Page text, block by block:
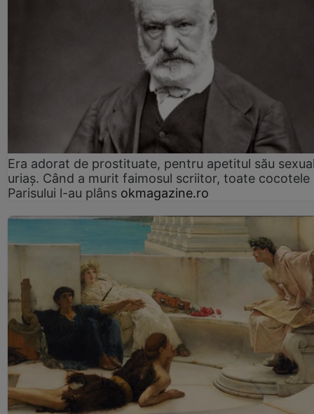
Era adorat de prostituate, pentru apetitul său
uriaș. Când a murit faimosul scriitor, toate cocotele
Parisului l-au plâns okmagazine.ro